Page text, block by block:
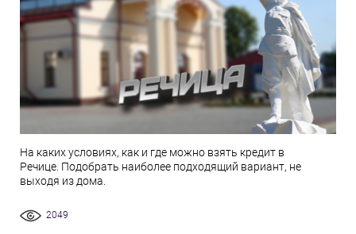
На каких условиях, как и где можно взять кредит в
Речице. Подобрать наиболее подходящий вариант, не
выходя из дома.
2049